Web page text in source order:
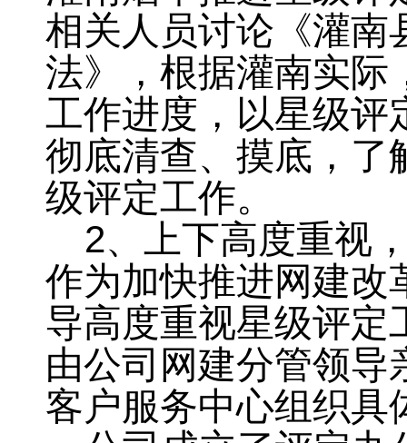
相关人员讨论《灌南
法》，根据灌南实际
工作进度，以星级评
彻底清查、摸底，了
级评定工作。
2、上下高度重视
作为加快推进网建改
导高度重视星级评定
由公司网建分管领导
客户服务中心组织具